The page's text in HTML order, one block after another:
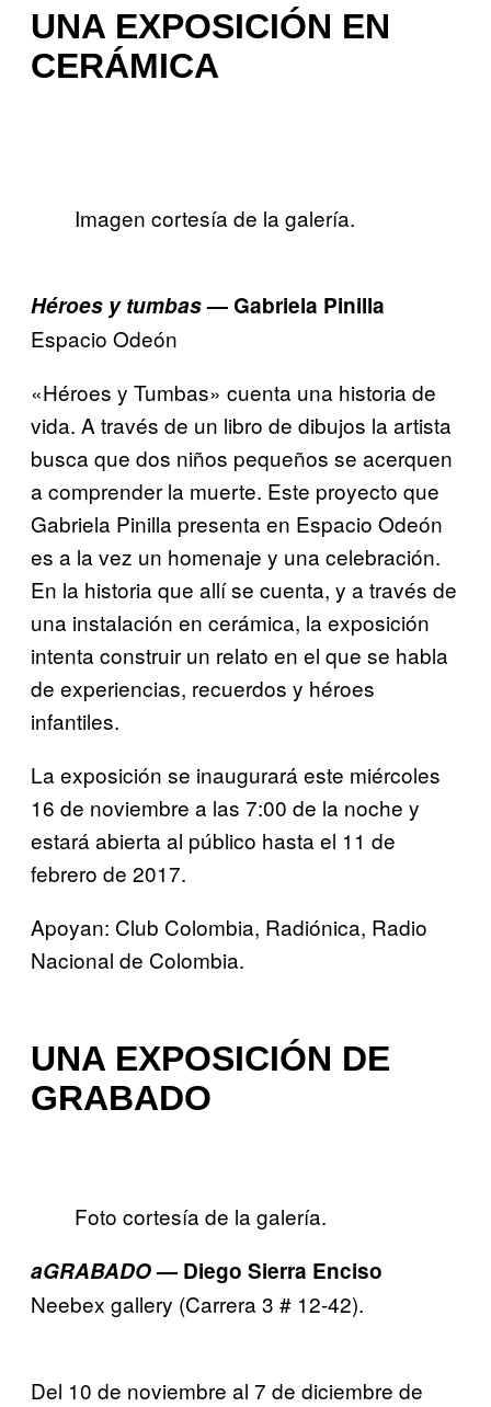
UNA EXPOSICIÓN EN
CERÁMICA
Imagen cortesía de la galería.
Héroes y tumbas— Gabriela Pinilla
Espacio Odeón
«Héroes y Tumbas» cuenta una historia de
vida. A través de un libro de dibujos la artista
busca que dos niños pequeños se acerquen
a comprender la muerte. Este proyecto que
Gabriela Pinilla presenta en Espacio Odeón
es a la vez un homenaje y una celebración.
En la historia que allí se cuenta, y a través de
una instalación en cerámica, la exposición
intenta construir un relato en el que se habla
de experiencias, recuerdos y héroes
infantiles.
La exposición se inaugurará este miércoles
16 de noviembre a las 7:00 de la noche y
estará abierta al público hasta el 11 de
febrero de 2017.
Apoyan: Club Colombia, Radiónica, Radio
Nacional de Colombia.
UNA EXPOSICIÓN DE
GRABADO
Foto cortesía de la galería.
aGRABADO— Diego Sierra Enciso
Neebex gallery (Carrera 3 # 12-42).
Del 10 de noviembre al 7 de diciembre de